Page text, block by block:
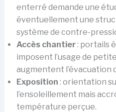
enterré demande une
éventuellement une
système de contre-
Accès chantier: portails
imposent l’usage de
augmentent l’évacuation
Exposition : orientation
l’ensoleillement mais
température perçue.